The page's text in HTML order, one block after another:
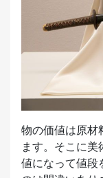
物の価値は原材
ます。そこに
値になって値段